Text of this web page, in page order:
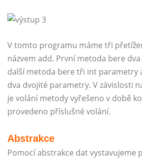
V tomto programu máme tři
názvem add. První metoda bere
další metoda bere tři int parametry
dva dvojité parametry. V závislosti
je volání metody vyřešeno v době
provedeno příslušné volání.
Abstrakce
Pomocí abstrakce dat vystavujeme